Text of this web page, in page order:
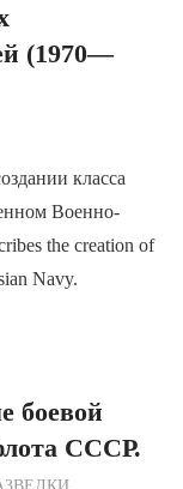
(1970—
класса
Военно-
the creation of
Navy.
боевой
СССР.